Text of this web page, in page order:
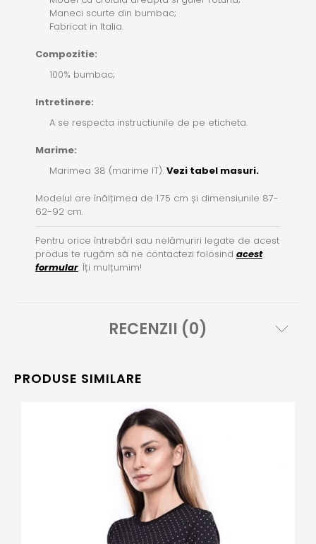
Maneci scurte din bumbac;
Fabricat in Italia.
Compozitie:
100% bumbac;
Intretinere:
A se respecta instructiunile de pe eticheta.
Marime:
Marimea 38 (marime IT). Vezi tabel masuri.
Modelul are înălțimea de 1.75 cm și dimensiunile 87-
62-92 cm.
Pentru orice întrebări sau nelămuriri legate de acest
produs te rugăm să ne contactezi folosind acest
formular. Îți mulțumim!
RECENZII (0)
PRODUSE SIMILARE